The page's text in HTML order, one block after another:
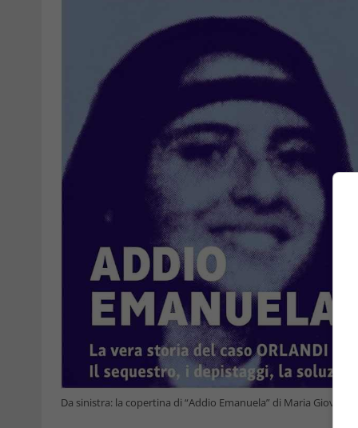
Da sinistra: la copertina di “Addio Emanuela” di Maria